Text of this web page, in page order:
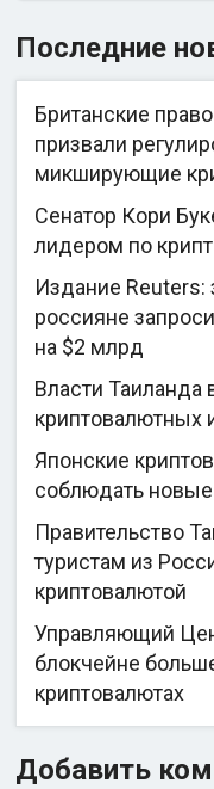
Последние
Британские
призвали
микширующие
Сенатор Кори
лидером по
Издание
россияне
на $2 млрд
Власти Таиланда
криптовалютных
Японские
соблюдать новые
Правительство
туристам из
криптовалютой
Управляющий
блокчейне
криптовалютах
Добавить